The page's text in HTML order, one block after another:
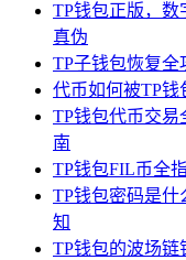
TP钱包正版，数
真伪
TP子钱包恢复全
代币如何被TP钱
TP钱包代币交
南
TP钱包FIL币全
TP钱包密码是
知
TP钱包的波场